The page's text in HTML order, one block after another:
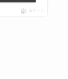
ポチップ